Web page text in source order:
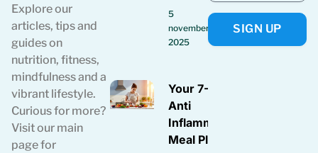
Explore our
articles, tips and
guides on
nutrition, fitness,
mindfulness and a
vibrant lifestyle.
Curious for more?
Visit our main
page for
5
november
2025
Your 7-Day
Anti
Inflammatory
Meal Plan
SIGN UP